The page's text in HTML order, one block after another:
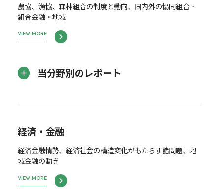
農協、漁協、森林組合の制度と動向、国内外の協同組合・
組合金融・地域
VIEW MORE
当分野別のレポート
経済・金融
経済金融情勢、経済社会の構造変化がもたらす諸問題、地
域金融の動き
VIEW MORE